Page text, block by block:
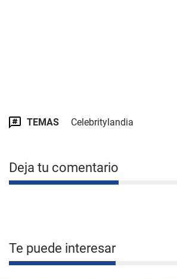
TEMAS Celebritylandia
Deja tu comentario
Te puede interesar